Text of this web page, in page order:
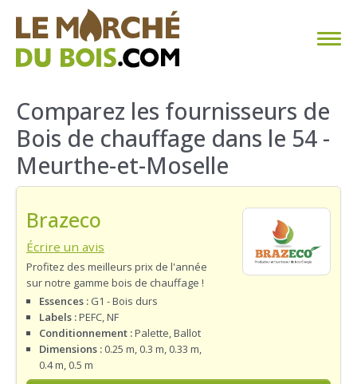
CHAUFFAGE AU BOIS
FAQ
CALCULER SA CONSOMMATION
TROUVER SON FOURNISSEUR
BLOG
ESPACE PRO
Comparez les fournisseurs de
Bois de chauffage dans le 54 -
Meurthe-et-Moselle
Brazeco
Écrire un avis
Profitez des meilleurs prix de l'année
sur notre gamme bois de chauffage !
Essences : G1 - Bois durs
Labels :PEFC, NF
Conditionnement :Palette, Ballot
Dimensions : 0.25 m, 0.3 m, 0.33 m,
0.4 m, 0.5 m